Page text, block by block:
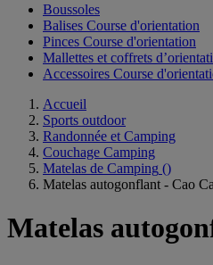
Boussoles
Balises Course d'orientation
Pinces Course d'orientation
Mallettes et coffrets
Accessoires Course
Accueil
Sports outdoor
Randonnée et Camping
Couchage Camping
Matelas de Camping ()
Matelas autogonflant - Cao
Matelas